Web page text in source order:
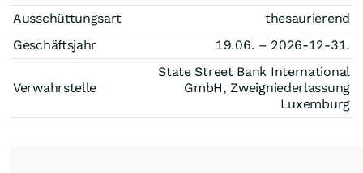
Ausschüttungsart
thesaurierend
Geschäftsjahr
19.06. – 2026-12-31.
Verwahrstelle
State Street Bank International
GmbH, Zweigniederlassung
Luxemburg